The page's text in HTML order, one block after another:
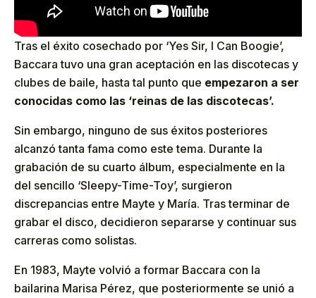
Tras el éxito cosechado por ‘Yes Sir, I Can Boogie’,
Baccara tuvo una gran aceptación en las discotecas y
clubes de baile, hasta tal punto que empezaron a ser
conocidas como las ‘reinas de las discotecas’.
Sin embargo, ninguno de sus éxitos posteriores
alcanzó tanta fama como este tema. Durante la
grabación de su cuarto álbum, especialmente en la
del sencillo ‘Sleepy-Time-Toy’, surgieron
discrepancias entre Mayte y María. Tras terminar de
grabar el disco, decidieron separarse y continuar sus
carreras como solistas.
En 1983, Mayte volvió a formar Baccara con la
bailarina Marisa Pérez, que posteriormente se unió a